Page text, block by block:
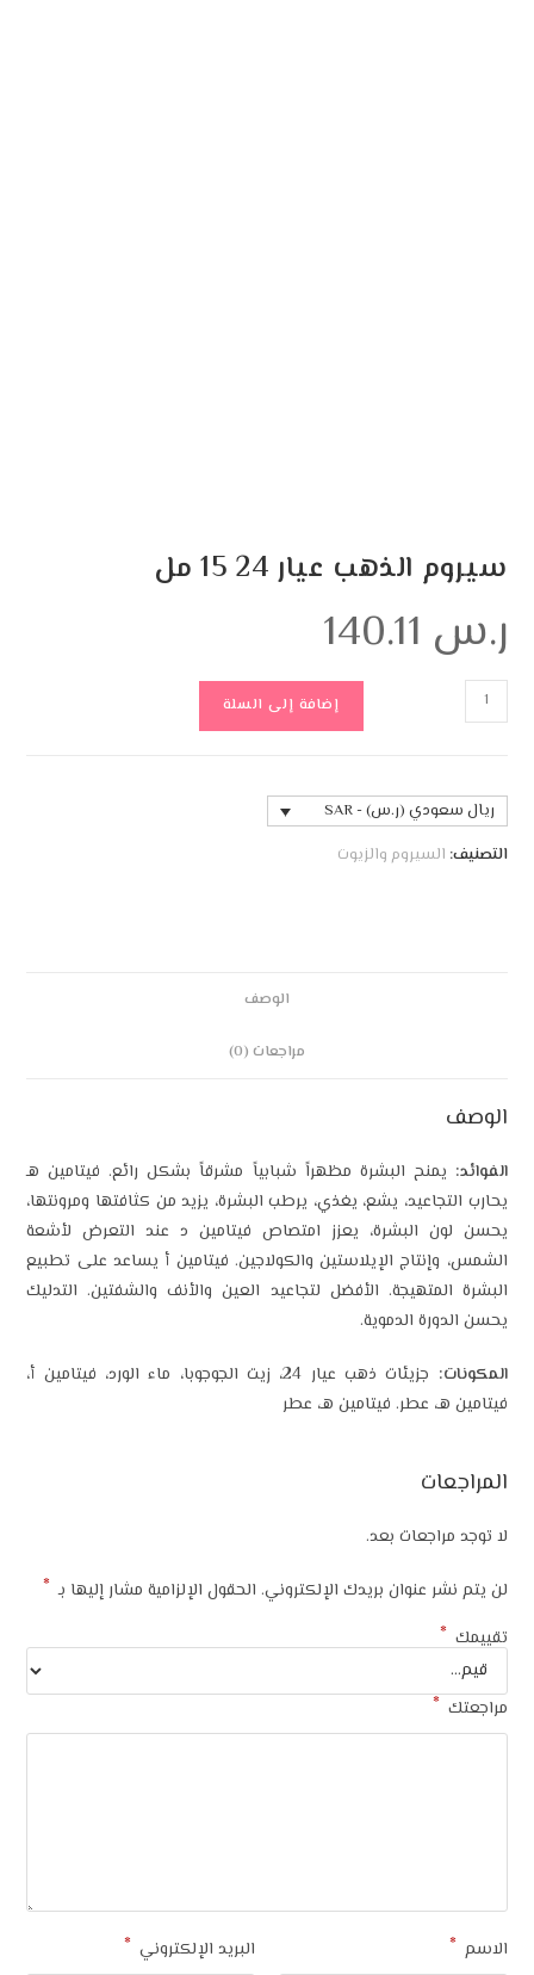
سيروم الذهب عيار 24 15 مل
ر.س
إضافة إلى السلة
ريال سعودي (ر.س) - SAR
التصنيف: السيروم والزيوت
الوصف
مراجعات (0)
الوصف
الفوائد: يمنح البشرة مظهراً شبابياً مشرقاً بشكل رائع. فيتامين هـ
يحارب التجاعيد، يشع، يغذي، يرطب البشرة، يزيد من كثافتها ومرونتها،
يحسن لون البشرة، يعزز امتصاص فيتامين د عند التعرض لأشعة
الشمس، وإنتاج الإيلاستين والكولاجين. فيتامين أ يساعد على تطبيع
البشرة المتهيجة. الأفضل لتجاعيد العين والأنف والشفتين. التدليك
يحسن الدورة الدموية.
المكونات:
جزيئات ذهب عيار 24، زيت الجوجوبا، ماء الورد، فيتامين أ،
فيتامين هـ، عطر. فيتامين هـ، عطر
المراجعات
لا توجد مراجعات بعد.
لن يتم نشر عنوان بريدك الإلكتروني. الحقول الإلزامية مشار إليها بـ *
تقييمك *
مراجعتك *
الاسم * البريد الإلكتروني *